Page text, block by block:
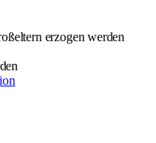
erzogen werden